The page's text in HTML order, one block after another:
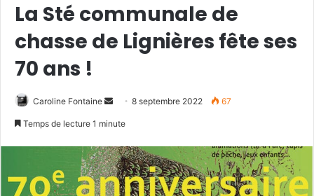
La Sté communale de
chasse de Lignières fête ses
70 ans !
Caroline Fontaine
o
y
e
8 septembre 2022 67
Temps de lecture 1 minute